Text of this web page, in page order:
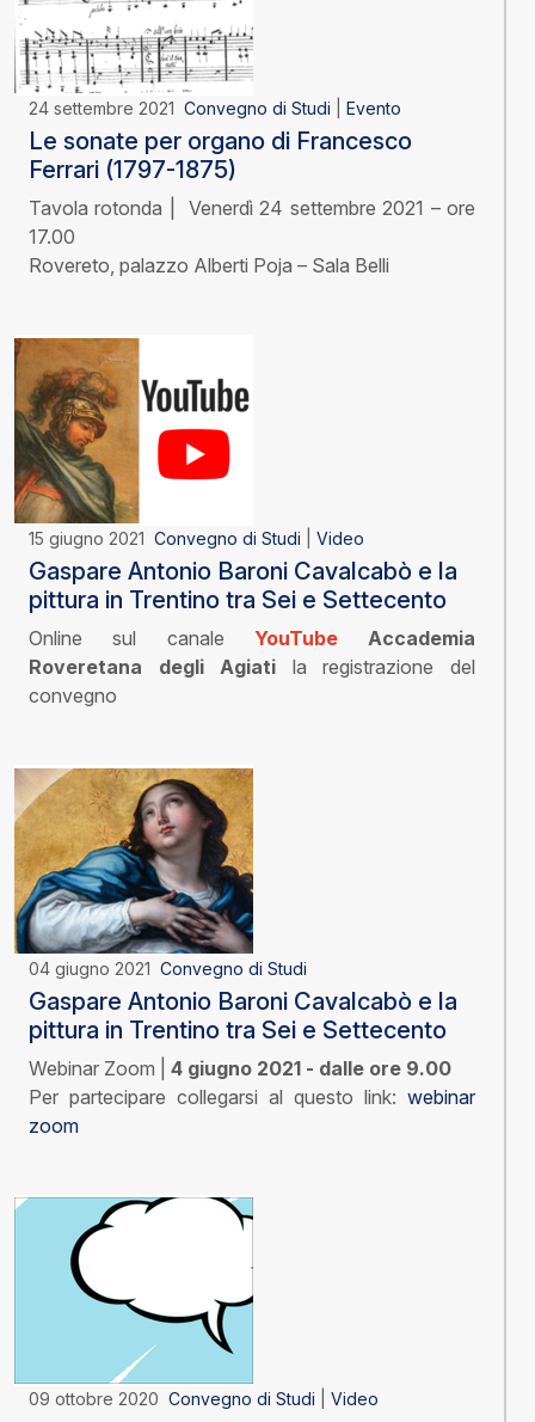
24 settembre 2021 Convegno di Studi Evento
Le sonate per organo di Francesco
Ferrari (1797-1875)
Tavola rotonda | Venerdì 24 settembre 2021 – ore
17.00
Rovereto, palazzo Alberti Poja – Sala Belli
15 giugno 2021 Convegno di Studi Video
Gaspare Antonio Baroni Cavalcabò e la
pittura in Trentino tra Sei e Settecento
Online sul canale YouTubeAccademia
Roveretana degli Agiati la registrazione del
convegno
04 giugno 2021 Convegno di Studi
Gaspare Antonio Baroni Cavalcabò e la
pittura in Trentino tra Sei e Settecento
Webinar Zoom | 4 giugno 2021 - dalle ore 9.00
Per partecipare collegarsi al questo link: webinar
zoom
09 ottobre 2020 Convegno di Studi Video